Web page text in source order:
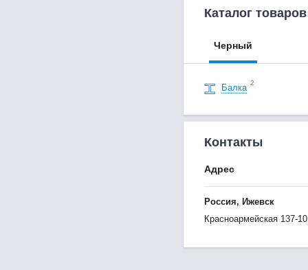
Каталог товаров
Черный
Балка
2
Контакты
Адрес
Россия, Ижевск
Красноармейская 137-10